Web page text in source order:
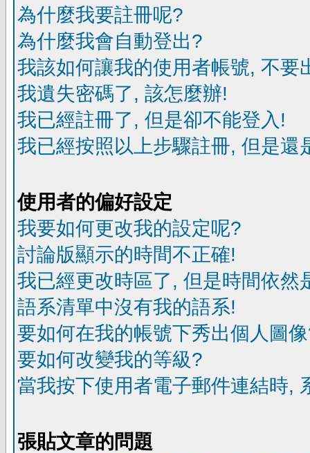
為什麼我要註冊呢?
為什麼我會自動登出?
我該如何讓我的使用者帳號, 不要
我遺失密碼了, 該怎麼辦!
我已經註冊了, 但是卻不能登入!
我已經按照以上步驟註冊, 但是還
使用者的偏好設定
我要如何更改我的設定呢?
討論版顯示的時間不正確!
我已經更改時區了, 但是時間依然
語系清單中沒有我的語系!
要如何在我的帳號下秀出個人圖
要如何改變我的等級?
當我按下使用者電子郵件連結時,
張貼文章的問題